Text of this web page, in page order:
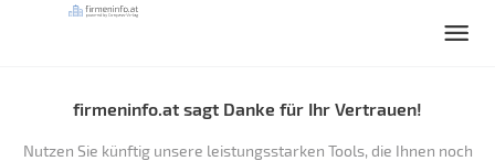
firmeninfo.at sagt Danke für Ihr Vertrauen!
Nutzen Sie künftig unsere leistungsstarken Tools, die Ihnen noch